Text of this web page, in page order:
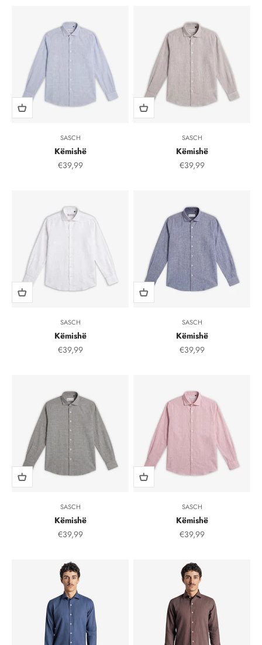
SASCH
Këmishë
Çmimi i shitjes, çmimi i shitjeve
€39,99
SASCH
Këmishë
Çmimi i shitjes, çmimi
€39,99
SASCH
Këmishë
Çmimi i shitjes, çmimi i shitjeve
€39,99
SASCH
Këmishë
Çmimi i shitjes, çmimi
€39,99
SASCH
Këmishë
Çmimi i shitjes, çmimi i shitjeve
€39,99
SASCH
Këmishë
Çmimi i shitjes, çmimi
€39,99